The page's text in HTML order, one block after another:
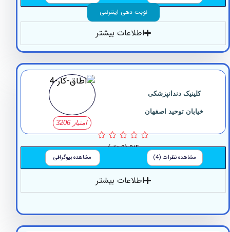
نوبت دهی اینترنتی
اطلاعات بیشتر
کلینیک دندانپزشکی
خیابان توحید اصفهان
0/5 (0 نظر)
مشاهده نظرات (4) مشاهده بیوگرافی
اطلاعات بیشتر